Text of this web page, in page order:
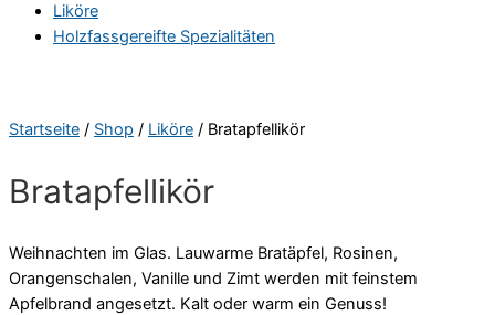
Liköre
Holzfassgereifte Spezialitäten
Startseite / Shop / Liköre / Bratapfellikör
Bratapfellikör
Weihnachten im Glas. Lauwarme Bratäpfel, Rosinen,
Orangenschalen, Vanille und Zimt werden mit feinstem
Apfelbrand angesetzt. Kalt oder warm ein Genuss!